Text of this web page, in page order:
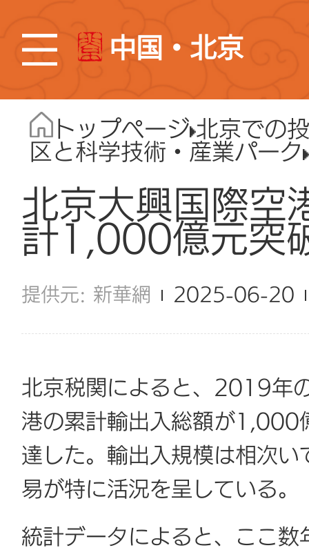
中国・北京
トップページ 北京での
区と科学技術・産業パーク
北京大興国際空
計1,000億元突
新華網 2025-06-20
北京税関によると、2019年
港の累計輸出入総額が
達した。輸出入規模は相次
易が特に活況を呈している。
統計データによると、ここ